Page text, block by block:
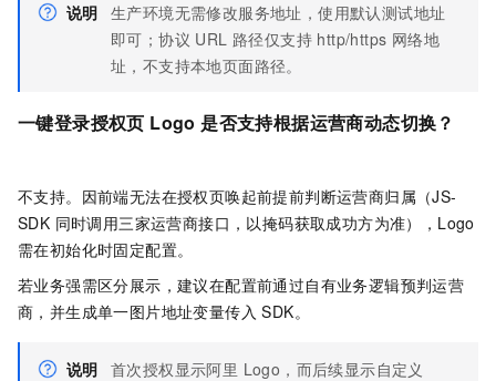
说明 生产环境无需修改服务地址，使用默认测试地址
即可；协议 URL 路径仅支持 http/https 网络地
址，不支持本地页面路径。
一键登录授权页 Logo 是否支持根据运营商动态切换？
不支持。因前端无法在授权页唤起前提前判断运营商归属（JS-
SDK 同时调用三家运营商接口，以掩码获取成功方为准），Logo
需在初始化时固定配置。
若业务强需区分展示，建议在配置前通过自有业务逻辑预判运营
商，并生成单一图片地址变量传入 SDK。
说明 首次授权显示阿里 Logo，而后续显示自定义